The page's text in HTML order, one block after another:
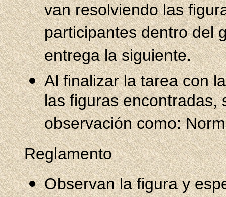
van resolviendo las
participantes dentro del
entrega la siguiente.
Al finalizar la tarea con
las figuras encontradas,
observación como:
Reglamento
Observan la figura y